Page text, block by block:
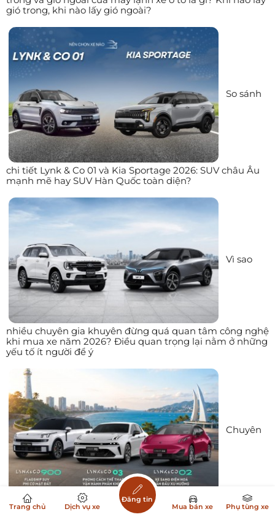
gió trong, khi nào lấy gió ngoài?
So sánh
chi tiết Lynk & Co 01 và Kia Sportage 2026: SUV châu Âu
mạnh mẽ hay SUV Hàn Quốc toàn diện?
Vì sao
nhiều chuyên gia khuyên đừng quá quan tâm công nghệ
khi mua xe năm 2026? Điều quan trọng lại nằm ở những
yếu tố ít người để ý
Chuyên
gia đưa ra 4 lý do nên chọn mua xe Lynk & Co thay vì xe
Hàn, Nhật
Trang chủ Dịch vụ xe
Đăng tin
Mua bán xe
Phụ tùng xe